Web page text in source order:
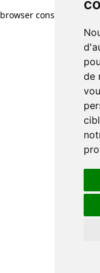
de
browser console for